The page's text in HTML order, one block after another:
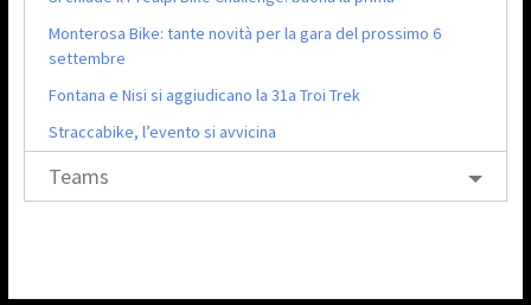
Monterosa Bike: tante novità per la gara del prossimo 6
settembre
Fontana e Nisi si aggiudicano la 31a Troi Trek
Straccabike, l’evento si avvicina
Teams